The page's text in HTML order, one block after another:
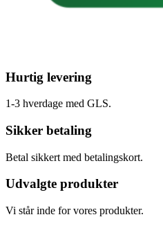
Hurtig levering
1-3 hverdage med GLS.
Sikker betaling
Betal sikkert med betalingskort.
Udvalgte produkter
Vi står inde for vores produkter.